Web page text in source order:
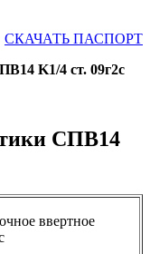
СКАЧАТЬ ПАСПОРТ
K1/4 ст. 09г2с
СПВ14
ввертное